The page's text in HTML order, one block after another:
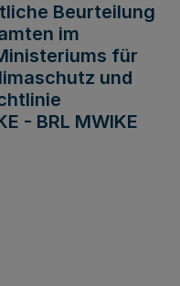
Beurteilung
im
für
und
- BRL MWIKE